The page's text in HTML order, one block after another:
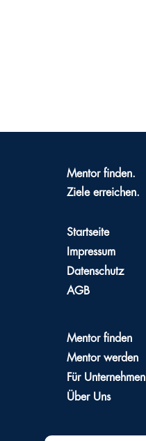
Mentor finden.
Ziele erreichen.
Startseite
Impressum
Datenschutz
AGB
Mentor finden
Mentor werden
Für Unternehmen
Über Uns